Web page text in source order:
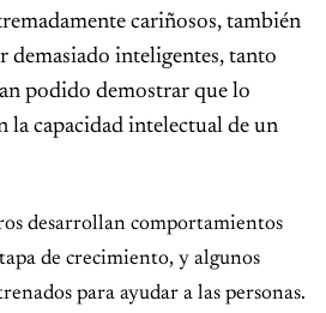
cariñosos, también
demasiado inteligentes, tanto
podido demostrar que lo
la capacidad intelectual de un
desarrollan comportamientos
de crecimiento, y algunos
para ayudar a las personas.